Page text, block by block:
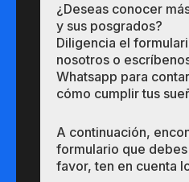
¿Des​eas​ ​​conocer
y sus ​posgrados?​
Diligencia el
nosotros o
Whatsapp para
cómo cumplir tus
A continuación,
formulario que
favor, ten en cuenta